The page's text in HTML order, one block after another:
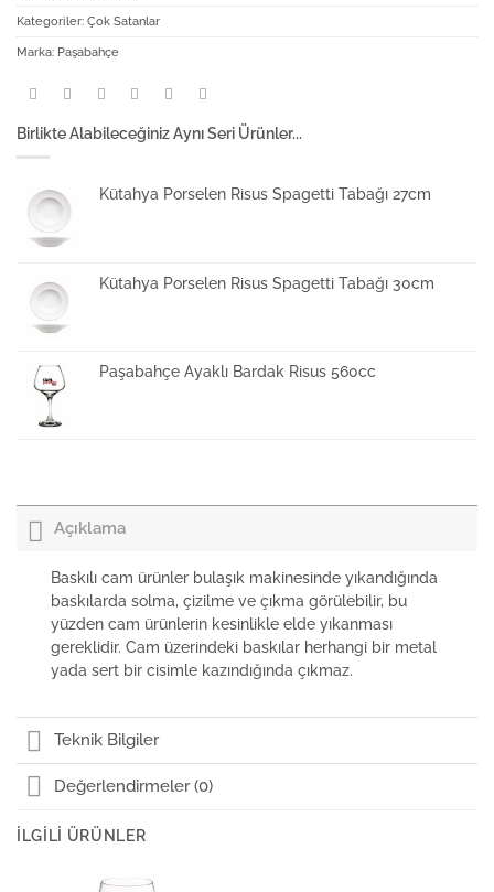
Kategoriler: Çok Satanlar
Marka: Paşabahçe
Birlikte Alabileceğiniz Aynı Seri Ürünler...
Kütahya Porselen Risus Spagetti Tabağı 27cm
Kütahya Porselen Risus Spagetti Tabağı 30cm
Paşabahçe Ayaklı Bardak Risus 560cc
Kütahya Porselen Risus Spagetti Tabağı 24cm
Açıklama
Baskılı cam ürünler bulaşık makinesinde yıkandığında
baskılarda solma, çizilme ve çıkma görülebilir, bu
yüzden cam ürünlerin kesinlikle elde yıkanması
gereklidir. Cam üzerindeki baskılar herhangi bir metal
yada sert bir cisimle kazındığında çıkmaz.
Teknik Bilgiler
Değerlendirmeler (0)
İLGILI ÜRÜNLER